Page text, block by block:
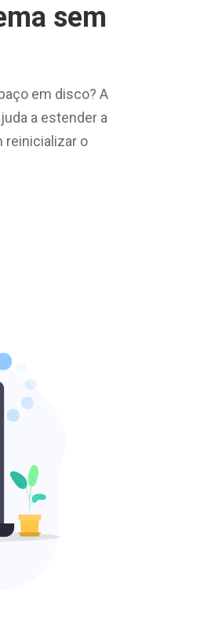
sem
em disco? A
a estender a
reinicializar o